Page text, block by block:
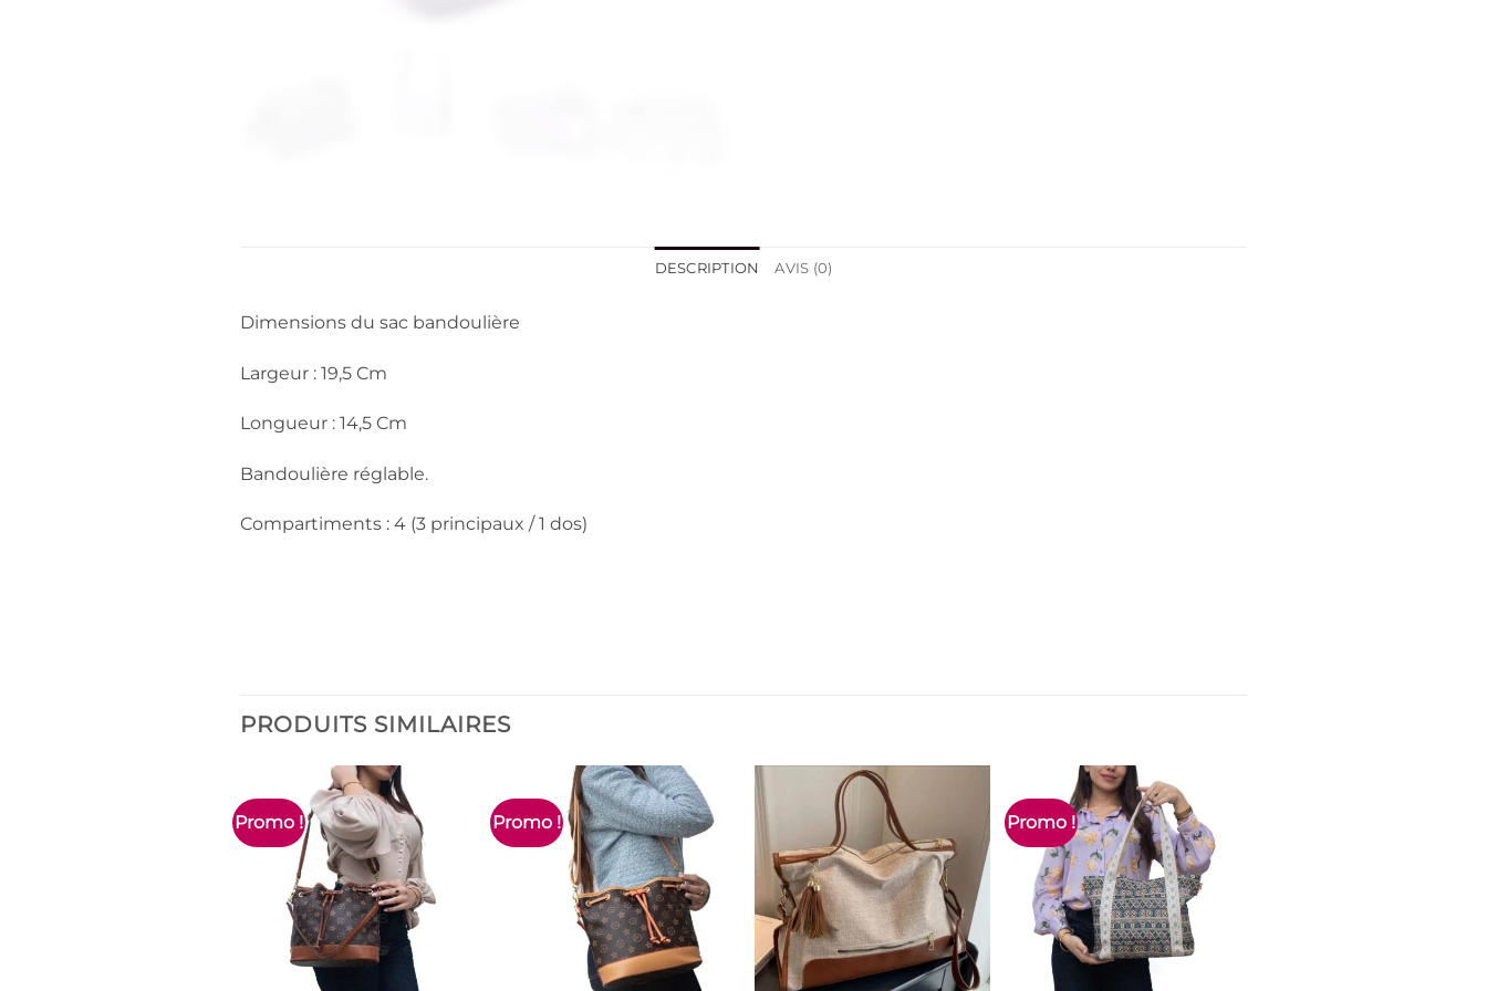
DESCRIPTION AVIS (0)
Dimensions du sac bandoulière
Largeur : 19,5 Cm
Longueur : 14,5 Cm
Bandoulière réglable.
Compartiments : 4 (3 principaux / 1 dos)
PRODUITS SIMILAIRES
Promo ! Promo ! Promo !